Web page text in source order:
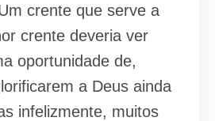
crente que serve a
crente deveria ver
oportunidade de,
a Deus ainda
infelizmente, muitos